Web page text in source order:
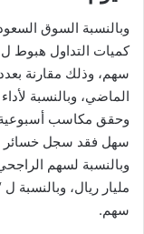
وبالنسبة السوق
سهم، وذلك مقارنة
الماضي، وبالنسبة
سهم.